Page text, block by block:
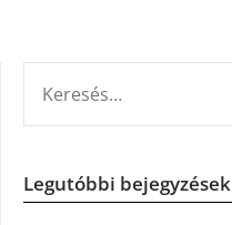
Legutóbbi bejegyzések